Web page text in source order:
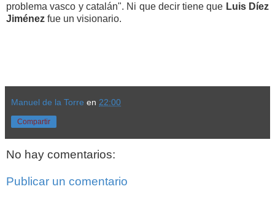
problema vasco y catalán". Ni que decir tiene que Luis Díez
Jiménez fue un visionario.
Manuel de la Torre en 22:00
Compartir
No hay comentarios:
Publicar un comentario